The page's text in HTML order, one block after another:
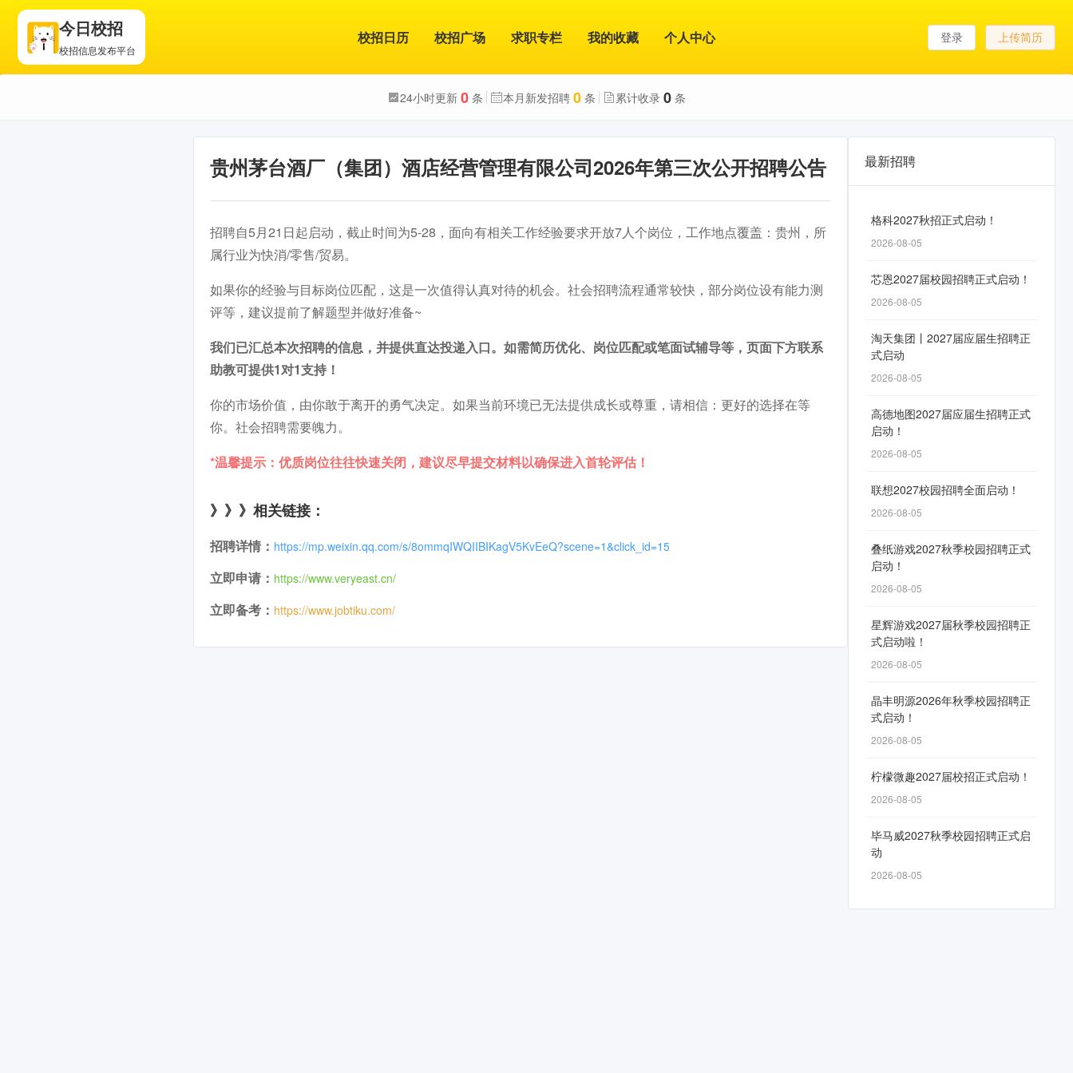
今日校招
校招信息发布平台
校招日历 校招广场 求职专栏 我的收藏 个人中心 登录 上传简历
24小时更新 0 条 本月新发招聘 0 条 累计收录 0 条
贵州茅台酒厂（集团）酒店经营管理有限公司2026年第三次公开招聘公告
招聘自5月21日起启动，截止时间为5-28，面向有相关工作经验要求开放7人个岗位，工作地点覆盖：贵州，所
属行业为快消/零售/贸易。
如果你的经验与目标岗位匹配，这是一次值得认真对待的机会。社会招聘流程通常较快，部分岗位设有能力测
评等，建议提前了解题型并做好准备~
我们已汇总本次招聘的信息，并提供直达投递入口。如需简历优化、岗位匹配或笔面试辅导等，页面下方联系
助教可提供1对1支持！
你的市场价值，由你敢于离开的勇气决定。如果当前环境已无法提供成长或尊重，请相信：更好的选择在等
你。社会招聘需要魄力。
*温馨提示：优质岗位往往快速关闭，建议尽早提交材料以确保进入首轮评估！
》》》相关链接：
招聘详情： https://mp.weixin.qq.com/s/8ommqIWQIIBIKagV5KvEeQ?scene=1&click_id=15
立即申请： https://www.veryeast.cn/
立即备考： https://www.jobtiku.com/
最新招聘
格科2027秋招正式启动！
2026-08-05
芯恩2027届校园招聘正式启动！
2026-08-05
淘天集团丨2027届应届生招聘正
式启动
2026-08-05
高德地图2027届应届生招聘正式
启动！
2026-08-05
联想2027校园招聘全面启动！
2026-08-05
叠纸游戏2027秋季校园招聘正式
启动！
2026-08-05
星辉游戏2027届秋季校园招聘正
式启动啦！
2026-08-05
晶丰明源2026年秋季校园招聘正
式启动！
2026-08-05
柠檬微趣2027届校招正式启动！
2026-08-05
毕马威2027秋季校园招聘正式启
动
2026-08-05